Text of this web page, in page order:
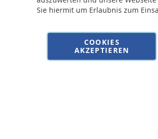
Sie hiermit um Erlaubnis zum
COOKIES
AKZEPTIEREN